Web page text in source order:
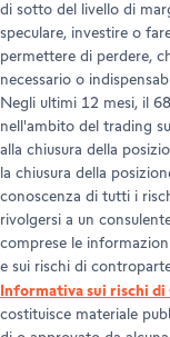
di sotto del livello di
speculare, investire o
permettere di perdere,
necessario o
Negli ultimi 12 mesi, il
nell'ambito del trading
alla chiusura della
la chiusura della
conoscenza di tutti i
rivolgersi a un
comprese le
e sui rischi di
Informativa sui rischi di
costituisce materiale